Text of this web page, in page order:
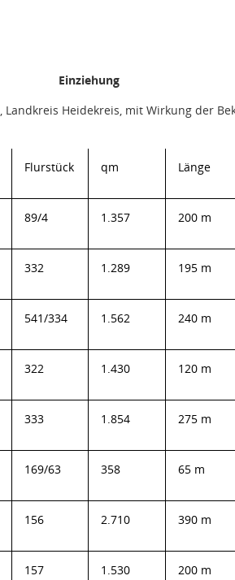
Einziehung
, Landkreis Heidekreis, mit Wirkung der
Flurstück qm Länge
89/4 1.357 200 m
332 1.289 195 m
541/334 1.562 240 m
322 1.430 120 m
333 1.854 275 m
169/63 358 65 m
156 2.710 390 m
157 1.530 200 m